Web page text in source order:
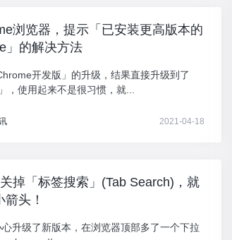
浏览器，提示「已安装更高版本的
」的解决方法
开发版」的升级，结果直接升级到了
，使用起来不是很习惯，就...
2021-04-18
掉「标签搜索」(Tab Search)，就
头！
升级了新版本，在浏览器顶部多了一个下拉